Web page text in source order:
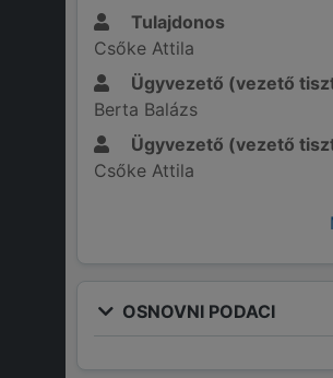
Tulajdonos
Csőke Attila
Ügyvezető (vezető
Berta Balázs
Ügyvezető (vezető
Csőke Attila
OSNOVNI PODACI